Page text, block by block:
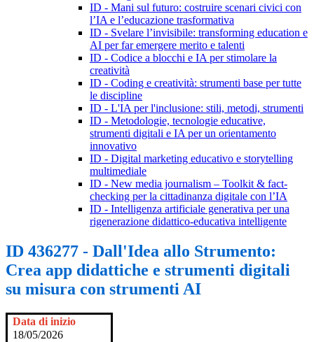
ID - Mani sul futuro: costruire scenari civici con
l’IA e l’educazione trasformativa
ID - Svelare l’invisibile: transforming education e
AI per far emergere merito e talenti
ID - Codice a blocchi e IA per stimolare la
creatività
ID - Coding e creatività: strumenti base per tutte
le discipline
ID - L'IA per l'inclusione: stili, metodi, strumenti
ID - Metodologie, tecnologie educative,
strumenti digitali e IA per un orientamento
innovativo
ID - Digital marketing educativo e storytelling
multimediale
ID - New media journalism – Toolkit & fact-
checking per la cittadinanza digitale con l’IA
ID - Intelligenza artificiale generativa per una
rigenerazione didattico-educativa intelligente
ID 436277 - Dall'Idea allo Strumento:
Crea app didattiche e strumenti digitali
su misura con strumenti AI
Data di inizio
18/05/2026